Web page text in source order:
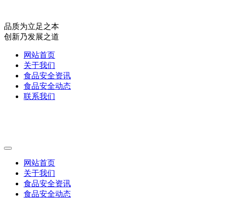
品质为立足之本
创新乃发展之道
网站首页
关于我们
食品安全资讯
食品安全动态
联系我们
网站首页
关于我们
食品安全资讯
食品安全动态